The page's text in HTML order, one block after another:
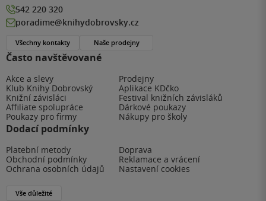
Často navštěvované
Akce a slevy
Prodejny
Klub Knihy Dobrovský
Aplikace KDčko
Knižní závisláci
Festival knižních závisláků
Affiliate spolupráce
Dárkové poukazy
Poukazy pro firmy
Nákupy pro školy
Dodací podmínky
Platební metody
Doprava
Obchodní podmínky
Reklamace a vrácení
Ochrana osobních údajů
Nastavení cookies
Vše důležité
542 220 320
poradime@knihydobrovsky.cz
Všechny kontakty Naše prodejny